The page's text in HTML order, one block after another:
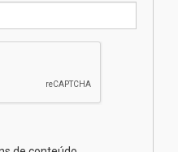
do segundo semestre
prepara seus